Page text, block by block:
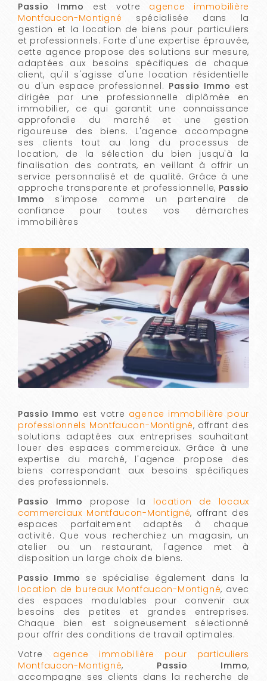
Passio Immo est votre agence immobilière
Montfaucon-Montigné spécialisée dans la
gestion et la location de biens pour particuliers
et professionnels. Forte d'une expertise éprouvée,
cette agence propose des solutions sur mesure,
adaptées aux besoins spécifiques de chaque
client, qu'il s'agisse d'une location résidentielle
ou d'un espace professionnel. Passio Immo est
dirigée par une professionnelle diplômée en
immobilier, ce qui garantit une connaissance
approfondie du marché et une gestion
rigoureuse des biens. L'agence accompagne
ses clients tout au long du processus de
location, de la sélection du bien jusqu'à la
finalisation des contrats, en veillant à offrir un
service personnalisé et de qualité. Grâce à une
approche transparente et professionnelle, Passio
Immo s'impose comme un partenaire de
confiance pour toutes vos démarches
immobilières
Passio Immo est votre agence immobilière pour
professionnels Montfaucon-Montigné, offrant des
solutions adaptées aux entreprises souhaitant
louer des espaces commerciaux. Grâce à une
expertise du marché, l'agence propose des
biens correspondant aux besoins spécifiques
des professionnels.
Passio Immo propose la location de locaux
commerciaux Montfaucon-Montigné, offrant des
espaces parfaitement adaptés à chaque
activité. Que vous recherchiez un magasin, un
atelier ou un restaurant, l'agence met à
disposition un large choix de biens.
Passio Immo se spécialise également dans la
location de bureaux Montfaucon-Montigné, avec
des espaces modulables pour convenir aux
besoins des petites et grandes entreprises.
Chaque bien est soigneusement sélectionné
pour offrir des conditions de travail optimales.
Votre agence immobilière pour particuliers
Montfaucon-Montigné, Passio Immo,
accompagne ses clients dans la recherche de